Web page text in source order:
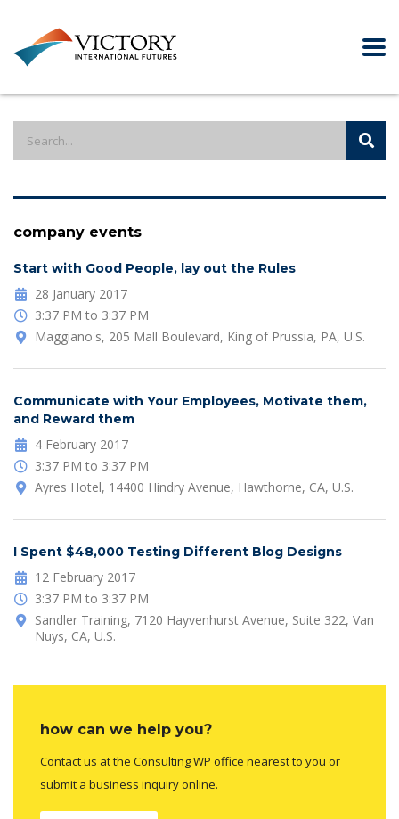
company events
Start with Good People, lay out the Rules
28 January 2017
3:37 PM to 3:37 PM
Maggiano's, 205 Mall Boulevard, King of Prussia, PA, U.S.
Communicate with Your Employees, Motivate them,
and Reward them
4 February 2017
3:37 PM to 3:37 PM
Ayres Hotel, 14400 Hindry Avenue, Hawthorne, CA, U.S.
I Spent $48,000 Testing Different Blog Designs
12 February 2017
3:37 PM to 3:37 PM
Sandler Training, 7120 Hayvenhurst Avenue, Suite 322, Van
Nuys, CA, U.S.
how can we help you?
Contact us at the Consulting WP office nearest to you or
submit a business inquiry online.